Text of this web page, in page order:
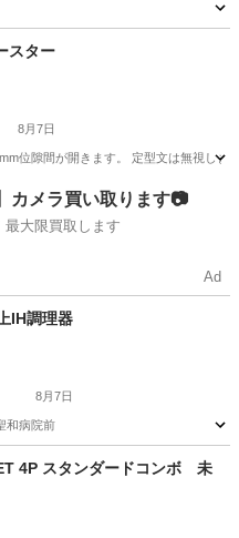
家電
スター
8月7日
位隙間が開きます。 定型文は無視しま
家電カメラ買い取ります📷
大限買取します
Ad
IH調理器
8月7日
和病院前